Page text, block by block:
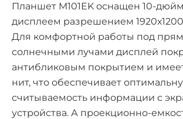
Планшет M101EK оснащен 10-
дисплеем разрешением
Для комфортной работы под
солнечными лучами дисплей
антибликовым покрытием и
нит, что обеспечивает
считываемость информации с
устройства. А проекционно-